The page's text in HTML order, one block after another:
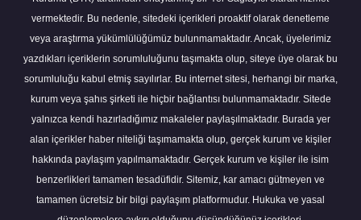
vermektedir. Bu nedenle, sitedeki içerikleri proaktif olarak denetleme
veya araştırma yükümlülüğümüz bulunmamaktadır. Ancak, üyelerimiz
yazdıkları içeriklerin sorumluluğunu taşımakta olup, siteye üye olarak bu
sorumluluğu kabul etmiş sayılırlar. Bu internet sitesi, herhangi bir marka,
kurum veya şahıs şirketi ile hiçbir bağlantısı bulunmamaktadır. Sitede
yalnızca kendi hazırladığımız makaleler paylaşılmaktadır. Burada yer
alan içerikler haber niteliği taşımamakta olup, gerçek kurum ve kişiler
hakkında paylaşım yapılmamaktadır. Gerçek kurum ve kişiler ile isim
benzerlikleri tamamen tesadüfidir. Sitemiz, kar amacı gütmeyen ve
tamamen ücretsiz bir bilgi paylaşım platformudur. Hukuka ve yasal